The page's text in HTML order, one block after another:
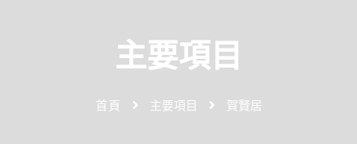
主要項目
首頁 主要項目 賀賢居